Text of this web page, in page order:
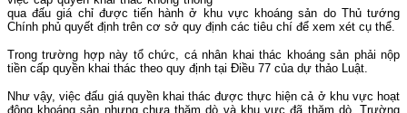
qua đấu giá chỉ được tiến hành ở khu vực khoáng sản do Thủ tướng
Chính phủ quyết định trên cơ sở quy định các tiêu chí để xem xét cụ thể.
Trong trường hợp này tổ chức, cá nhân khai thác khoáng sản phải nộp
tiền cấp quyền khai thác theo quy định tại Điều 77 của dự thảo Luật.
Như vậy, việc đấu giá quyền khai thác được thực hiện cả ở khu vực hoạt
động khoáng sản nhưng chưa thăm dò và khu vực đã thăm dò. Trường